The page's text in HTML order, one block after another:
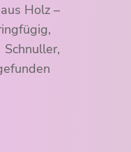
Holz –